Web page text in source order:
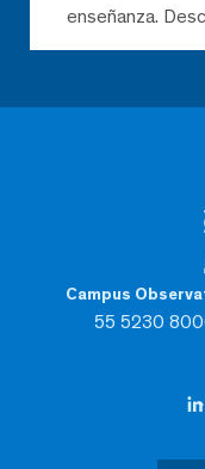
Campus
55 5230
enseñanza.